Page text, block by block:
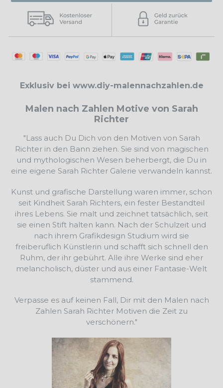
Exklusiv bei www.diy-malennachzahlen.de
Malen nach Zahlen Motive von Sarah
Richter
"Lass auch Du Dich von den Motiven von Sarah
Richter in den Bann ziehen. Sie sind von magischen
und mythologischen Wesen beherbergt, die Du in
eine eigene Sarah Richter Galerie verwandeln kannst.
Kunst und grafische Darstellung waren immer, schon
seit Kindheit Sarah Richters, ein fester Bestandteil
ihres Lebens. Sie malt und zeichnet tatsächlich, seit
sie einen Stift halten kann. Nach der Schulzeit und
nach ihrem Grafikdesign Studium wird sie
freiberuflich Künstlerin und schafft sich schnell den
Ruhm, der ihr gebührt. Alle ihre Werke sind eher
melancholisch, düster und aus einer Fantasie-Welt
stammend.
Verpasse es auf keinen Fall, Dir mit den Malen nach
Zahlen Sarah Richter Motiven die Zeit zu
verschönern."